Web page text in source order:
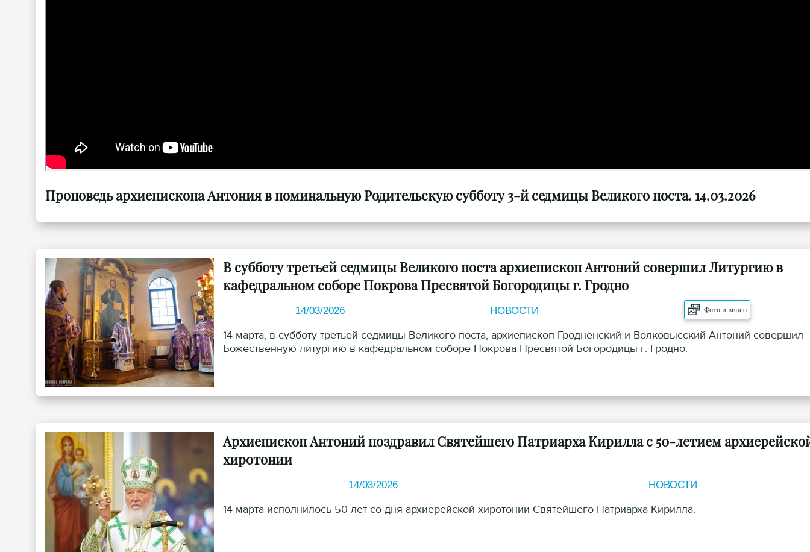
Проповедь архиепископа Антония в поминальную Родительскую субботу 3-й седмицы Великого поста. 14.03.2026
В субботу третьей седмицы Великого поста архиепископ Антоний совершил Литургию в
кафедральном соборе Покрова Пресвятой Богородицы г. Гродно
14/03/2026 НОВОСТИ Фото и видео
14 марта, в субботу третьей седмицы Великого поста, архиепископ Гродненский и Волковысский Антоний совершил
Божественную литургию в кафедральном соборе Покрова Пресвятой Богородицы г. Гродно.
Архиепископ Антоний поздравил Святейшего Патриарха Кирилла с 50-летием
хиротонии
14/03/2026 НОВОСТИ
14 марта исполнилось 50 лет со дня архиерейской хиротонии Святейшего Патриарха Кирилла.